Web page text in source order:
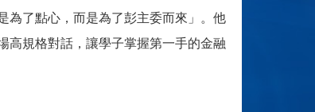
為了點心，而是為了彭主委而來」。他
高規格對話，讓學子掌握第一手的金融